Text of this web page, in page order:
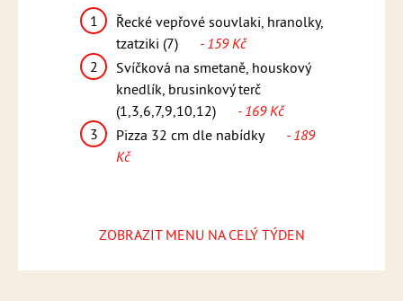
1
Řecké vepřové souvlaki, hranolky,
tzatziki (7)
- 159 Kč
2
Svíčková na smetaně, houskový
knedlík, brusinkový terč
(1,3,6,7,9,10,12)
- 169 Kč
3
Pizza 32 cm dle nabídky
- 189
Kč
ZOBRAZIT MENU NA CELÝ TÝDEN